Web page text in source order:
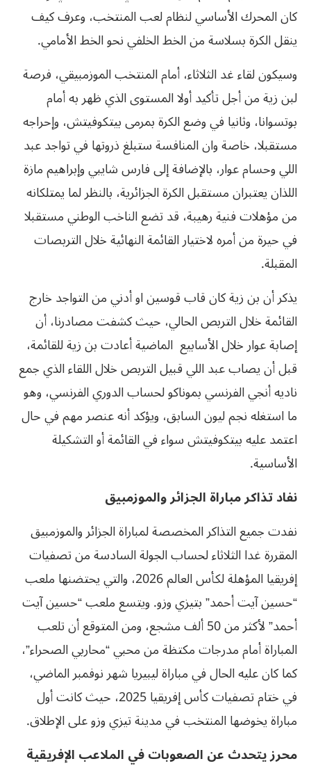
كان المحرك الأساسي لنظام لعب المنتخب، وعرف كيف
ينقل الكرة بسلاسة من الخط الخلفي نحو الخط الأمامي.
وسيكون لقاء غد الثلاثاء، أمام المنتخب الموزمبيقي، فرصة
لبن زية من أجل تأكيد أولا المستوى الذي ظهر به أمام
بوتسوانا، وثانيا في وضع الكرة بمرمى بيتكوفيتش، وإحراجه
مستقبلا، خاصة وان المنافسة ستبلغ ذروتها في تواجد عبد
اللي وحسام عوار، بالإضافة إلى فارس شايبي وإبراهيم مازة
اللذان يعتبران مستقبل الكرة الجزائرية، بالنظر لما يمتلكانه
من مؤهلات فنية رهيبة، قد تضع الناخب الوطني مستقبلا
في حيرة من أمره لاختيار القائمة النهائية خلال التربصات
المقبلة.
يذكر أن بن زية كان قاب قوسين او أدني من التواجد خارج
القائمة خلال التربص الحالي، حيث كشفت مصادرنا، أن
إصابة عوار خلال الأسابيع الماضية أعادت بن زية للقائمة،
قبل أن يصاب عبد اللي قبيل التربص خلال اللقاء الذي جمع
ناديه أنجي الفرنسي بموناكو لحساب الدوري الفرنسي، وهو
ما استغله نجم ليون السابق، ويؤكد أنه عنصر مهم في حال
اعتمد عليه بيتكوفيتش سواء في القائمة أو التشكيلة
الأساسية.
نفاد تذاكر مباراة الجزائر والموزمبيق
نفدت جميع التذاكر المخصصة لمباراة الجزائر والموزمبيق
المقررة غدا الثلاثاء لحساب الجولة السادسة من تصفيات
إفريقيا المؤهلة لكأس العالم 2026، والتي يحتضنها ملعب
“حسين آيت أحمد” بتيزي وزو. ويتسع ملعب “حسين آيت
أحمد” لأكثر من 50 ألف مشجع، ومن المتوقع أن تلعب
المباراة أمام مدرجات مكتظة من محبي “محاربي الصحراء”،
كما كان عليه الحال في مباراة ليبيريا شهر نوفمبر الماضي،
في ختام تصفيات كأس إفريقيا 2025، حيث كانت أول
مباراة يخوضها المنتخب في مدينة تيزي وزو على الإطلاق.
محرز يتحدث عن الصعوبات في الملاعب الإفريقية